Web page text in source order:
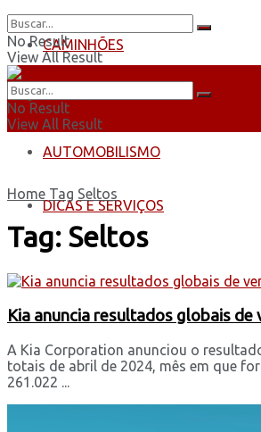
CAMINHÕES
ÔNIBUS
AUTOMOBILISMO
DICAS E SERVIÇOS
No Result
View All Result
No Result
View All Result
Home Tag Seltos
Tag: Seltos
Kia anuncia resultados globais de
A Kia Corporation anunciou o
totais de abril de 2024, mês em que
261.022 ...